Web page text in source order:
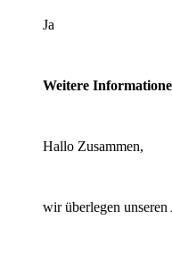
Ja
Weitere
Hallo Zusammen,
wir überlegen unseren